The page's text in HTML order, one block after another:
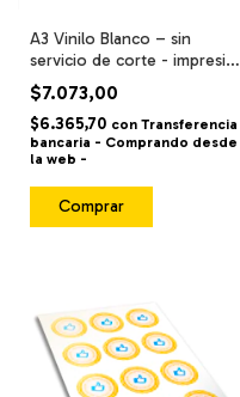
A3 Vinilo Blanco – sin
servicio de corte - impresión
alta calidad / resistente al
agua y fricción –
$7.073,00
$6.365,70 con Transferencia
bancaria - Comprando desde
la web -
Comprar